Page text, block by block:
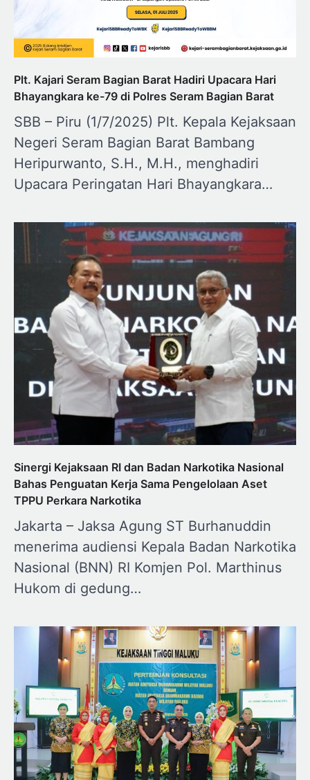
Plt. Kajari Seram Bagian Barat Hadiri Upacara Hari
Bhayangkara ke-79 di Polres Seram Bagian Barat
SBB – Piru (1/7/2025) Plt. Kepala Kejaksaan
Negeri Seram Bagian Barat Bambang
Heripurwanto, S.H., M.H., menghadiri
Upacara Peringatan Hari Bhayangkara…
Sinergi Kejaksaan RI dan Badan Narkotika Nasional
Bahas Penguatan Kerja Sama Pengelolaan Aset
TPPU Perkara Narkotika
Jakarta – Jaksa Agung ST Burhanuddin
menerima audiensi Kepala Badan Narkotika
Nasional (BNN) RI Komjen Pol. Marthinus
Hukom di gedung…